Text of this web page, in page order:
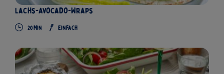
Lachs-Avocado-Wraps
20Min Einfach